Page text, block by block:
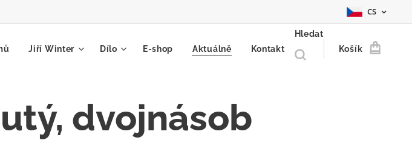
CS
Jiří Winter Dílo E-shop Aktuálně Kontakt
Hledat
Košík
dvojnásob